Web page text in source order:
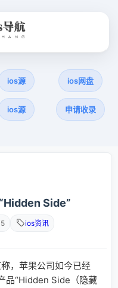
ios源 ios网盘
ios源 申请收录
Side”
ios资讯
，苹果公司如今已经
品“Hidden Side（隐藏